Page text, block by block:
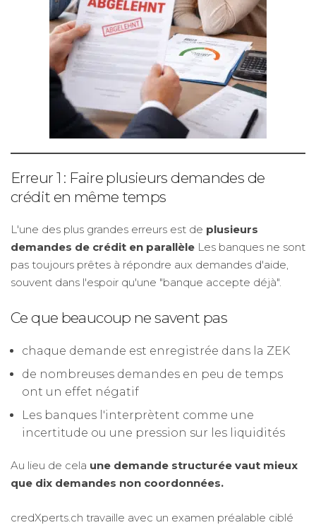
Erreur 1 : Faire plusieurs demandes de
crédit en même temps
L'une des plus grandes erreurs est de plusieurs
demandes de crédit en parallèle Les banques ne sont
pas toujours prêtes à répondre aux demandes d'aide,
souvent dans l'espoir qu'une "banque accepte déjà".
Ce que beaucoup ne savent pas
chaque demande est enregistrée dans la ZEK
de nombreuses demandes en peu de temps
ont un effet négatif
Les banques l'interprètent comme une
incertitude ou une pression sur les liquidités
Au lieu de cela une demande structurée vaut mieux
que dix demandes non coordonnées.
credXperts.ch travaille avec un examen préalable ciblé